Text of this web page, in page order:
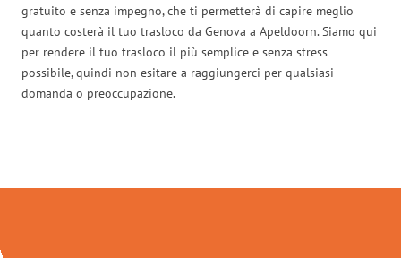
gratuito e senza impegno, che ti permetterà di capire meglio
quanto costerà il tuo trasloco da Genova a Apeldoorn. Siamo qui
per rendere il tuo trasloco il più semplice e senza stress
possibile, quindi non esitare a raggiungerci per qualsiasi
domanda o preoccupazione.